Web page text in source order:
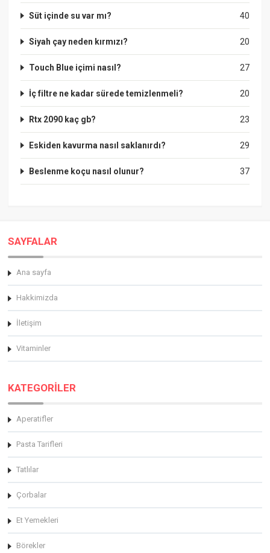
40
Süt içinde su var mı?
20
Siyah çay neden kırmızı?
27
Touch Blue içimi nasıl?
20
İç filtre ne kadar sürede temizlenmeli?
23
Rtx 2090 kaç gb?
29
Eskiden kavurma nasıl saklanırdı?
37
Beslenme koçu nasıl olunur?
SAYFALAR
Ana sayfa
Hakkimizda
İletişim
Vitaminler
KATEGORİLER
Aperatifler
Pasta Tarifleri
Tatlılar
Çorbalar
Et Yemekleri
Börekler